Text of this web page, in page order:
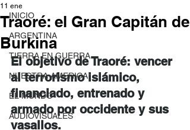
INICIO
ARGENTINA
TIERRA EN GUERRA
NUESTRA AMERICA
EL MUNDO
AUDIOVISUALES
Traoré: el Gran Capitán de
Burkina
11 ene
El objetivo de Traoré: vencer
al terrorismo islámico,
financiado, entrenado y
armado por occidente y sus
vasallos.